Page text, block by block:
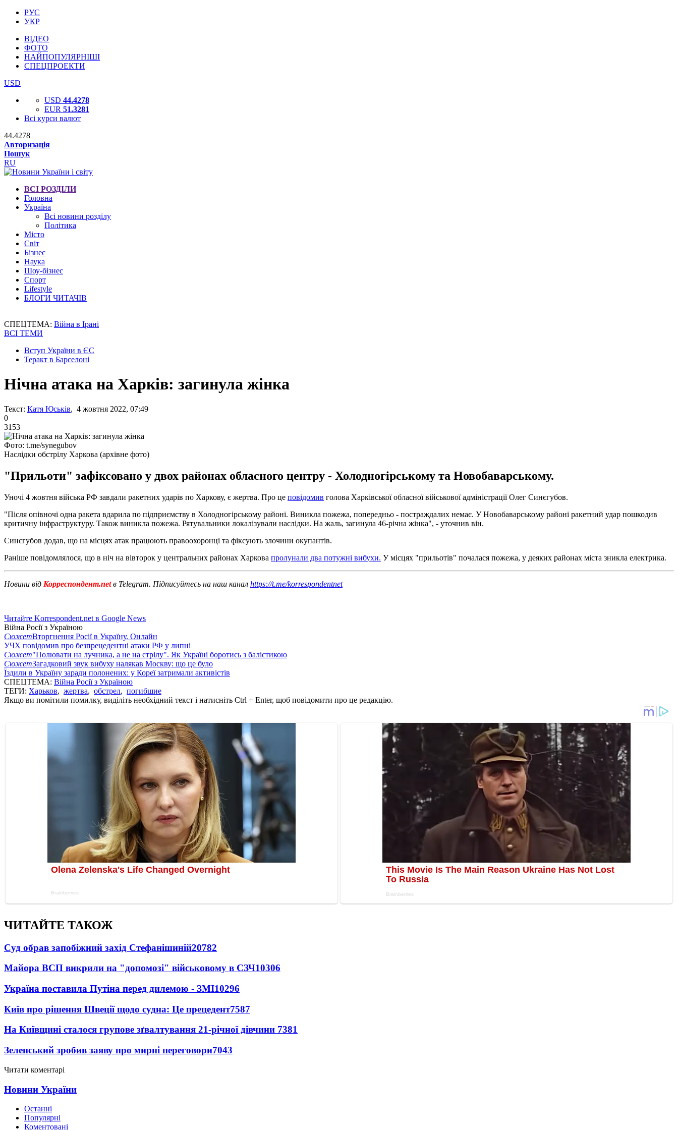
РУС
УКР
ВІДЕО
ФОТО
НАЙПОПУЛЯРНІШІ
СПЕЦПРОЕКТИ
USD
USD 44.4278
EUR 51.3281
Всі курси валют
44.4278
Авторизація
Пошук
RU
ВСІ РОЗДІЛИ
Головна
Україна
Всі новини розділу
Політика
Місто
Світ
Бізнес
Наука
Шоу-бізнес
Спорт
Lifestyle
БЛОГИ ЧИТАЧІВ
СПЕЦТЕМА: Війна в Ірані
ВСІ ТЕМИ
Вступ України в ЄС
Теракт в Барселоні
Нічна атака на Харків: загинула жінка
Текст: Катя Юськів, 4 жовтня 2022, 07:49
0
3153
Фото: t.me/synegubov
Наслідки обстрілу Харкова (архівне фото)
"Прильоти" зафіксовано у двох районах обласного центру - Холодногірському та Новобаварському.
Уночі 4 жовтня війська РФ завдали ракетних ударів по Харкову, є жертва. Про це повідомив голова Харківської обласної військової адміністрації Олег Синєгубов.
"Після опівночі одна ракета вдарила по підприємству в Холодногірському районі. Виникла пожежа, попередньо - постраждалих немає. У Новобаварському районі ракетний удар пошкодив
критичну інфраструктуру. Також виникла пожежа. Рятувальники локалізували наслідки. На жаль, загинула 46-річна жінка", - уточнив він.
Синєгубов додав, що на місцях атак працюють правоохоронці та фіксують злочини окупантів.
Раніше повідомлялося, що в ніч на вівторок у центральних районах Харкова пролунали два потужні вибухи. У місцях "прильотів" почалася пожежа, у деяких районах міста зникла електрика.
Новини від Корреспондент.netв Telegram. Підписуйтесь на наш канал https://t.me/korrespondentnet
Читайте Korrespondent.net в Google News
Війна Росії з Україною
СюжетВторгнення Росії в Україну. Онлайн
УЧХ повідомив про безпрецедентні атаки РФ у липні
Сюжет"Полювати на лучника, а не на стрілу". Як Україні боротись з балістикою
СюжетЗагадковий звук вибуху налякав Москву: що це було
Їздили в Україну заради полонених: у Кореї затримали активістів
СПЕЦТЕМА: Війна Росії з Україною
ТЕГИ: Харьков, жертва, обстрел, погибшие
Якщо ви помітили помилку, виділіть необхідний текст і натисніть Ctrl + Enter, щоб повідомити про це редакцію.
ЧИТАЙТЕ ТАКОЖ
Суд обрав запобіжний захід Стефанішиній20782
Майора ВСП викрили на "допомозі" військовому в СЗЧ10306
Україна поставила Путіна перед дилемою - ЗМІ10296
Київ про рішення Швеції щодо судна: Це прецедент7587
На Київщині сталося групове зґвалтування 21-річної дівчини 7381
Зеленський зробив заяву про мирні переговори7043
Читати коментарі
Новини України
Останні
Популярні
Коментовані